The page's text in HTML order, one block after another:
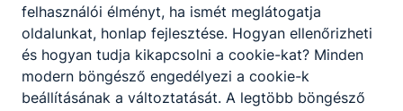
Miben tér el ez a képzés a hagyományostól?
felhasználói élményt, ha ismét meglátogatja
oldalunkat, honlap fejlesztése. Hogyan ellenőrizheti
és hogyan tudja kikapcsolni a cookie-kat? Minden
modern böngésző engedélyezi a cookie-k
beállításának a változtatását. A legtöbb böngésző